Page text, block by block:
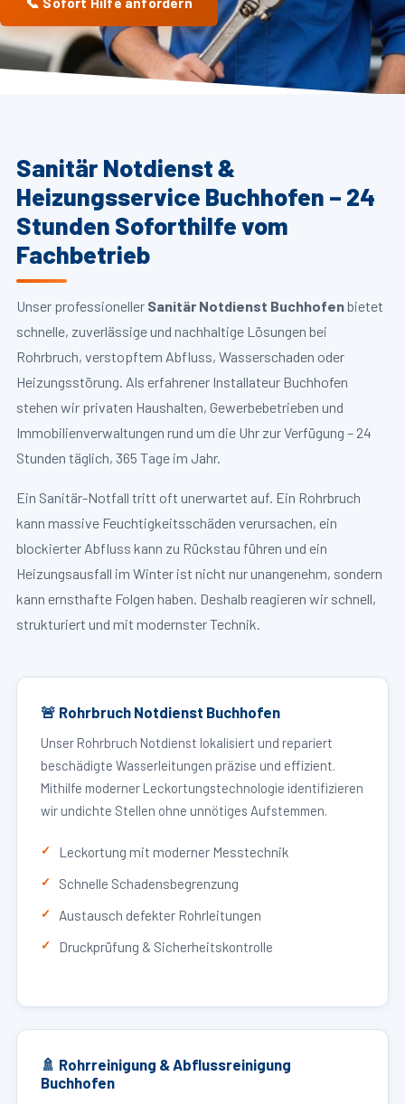
Sanitär Notdienst &
Heizungsservice Buchhofen – 24
Stunden Soforthilfe vom
Fachbetrieb
Unser professioneller Sanitär Notdienst Buchhofenbietet
schnelle, zuverlässige und nachhaltige Lösungen bei
Rohrbruch, verstopftem Abfluss, Wasserschaden oder
Heizungsstörung. Als erfahrener Installateur Buchhofen
stehen wir privaten Haushalten, Gewerbebetrieben und
Immobilienverwaltungen rund um die Uhr zur Verfügung – 24
Stunden täglich, 365 Tage im Jahr.
Ein Sanitär-Notfall tritt oft unerwartet auf. Ein Rohrbruch
kann massive Feuchtigkeitsschäden verursachen, ein
blockierter Abfluss kann zu Rückstau führen und ein
Heizungsausfall im Winter ist nicht nur unangenehm, sondern
kann ernsthafte Folgen haben. Deshalb reagieren wir schnell,
strukturiert und mit modernster Technik.
🚨 Rohrbruch Notdienst Buchhofen
Unser Rohrbruch Notdienst lokalisiert und repariert
beschädigte Wasserleitungen präzise und effizient.
Mithilfe moderner Leckortungstechnologie identifizieren
wir undichte Stellen ohne unnötiges Aufstemmen.
Leckortung mit moderner Messtechnik
Schnelle Schadensbegrenzung
Austausch defekter Rohrleitungen
Druckprüfung & Sicherheitskontrolle
🚿 Rohrreinigung & Abflussreinigung
Buchhofen